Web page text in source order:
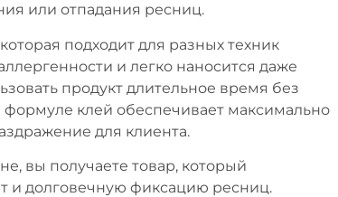
или отпадания ресниц.
подходит для разных техник
и легко наносится даже
продукт длительное время без
клей обеспечивает максимально
для клиента.
вы получаете товар, который
и долговечную фиксацию ресниц.